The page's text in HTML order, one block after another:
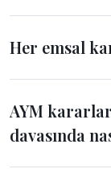
Her emsal
AYM
davasında